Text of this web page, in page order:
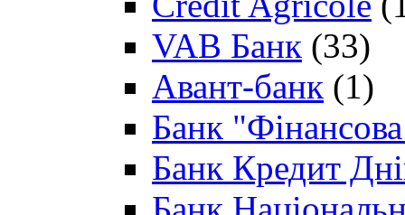
VAB Банк (33)
Авант-банк (1)
Банк "Фінансова
Банк Кредит